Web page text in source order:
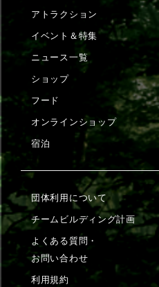
アトラクション
イベント＆特集
ニュース一覧
ショップ
フード
オンラインショップ
宿泊
団体利用について
チームビルディング計画
よくある質問・
お問い合わせ
利用規約